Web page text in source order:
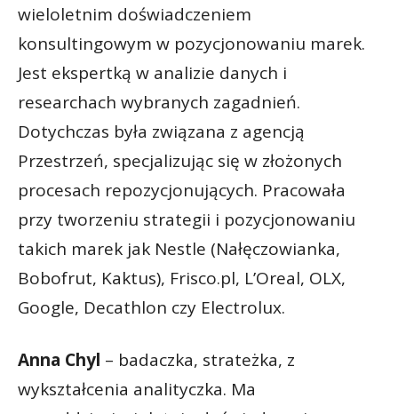
wieloletnim doświadczeniem
konsultingowym w pozycjonowaniu marek.
Jest ekspertką w analizie danych i
researchach wybranych zagadnień.
Dotychczas była związana z agencją
Przestrzeń, specjalizując się w złożonych
procesach repozycjonujących. Pracowała
przy tworzeniu strategii i pozycjonowaniu
takich marek jak Nestle (Nałęczowianka,
Bobofrut, Kaktus), Frisco.pl, L’Oreal, OLX,
Google, Decathlon czy Electrolux.
Anna Chyl – badaczka, strateżka, z
wykształcenia analityczka. Ma